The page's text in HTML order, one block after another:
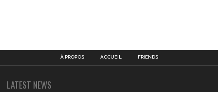
À PROPOS ACCUEIL FRIENDS
LATEST NEWS